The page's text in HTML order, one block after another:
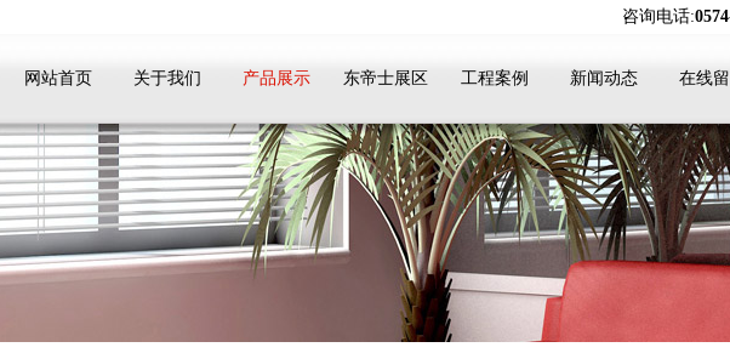
咨询电话:
网站首页 关于我们 产品展示 东帝士展区 工程案例 新闻动态 在线